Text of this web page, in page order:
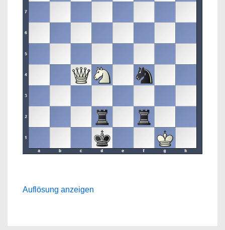
Auflösung anzeigen